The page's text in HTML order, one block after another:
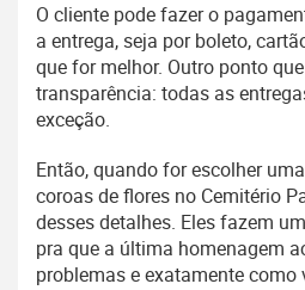
O cliente pode fazer o
a entrega, seja por boleto,
que for melhor. Outro ponto
transparência: todas as
exceção.
Então, quando for escolher
coroas de flores no Cemitério
desses detalhes. Eles fazem
pra que a última homenagem
problemas e exatamente como